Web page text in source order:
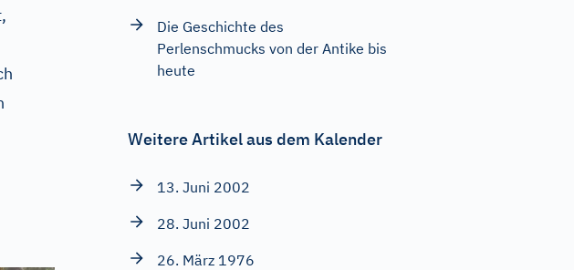
Die Geschichte des
Perlenschmucks von der Antike bis
heute
Weitere Artikel aus dem Kalender
13. Juni 2002
28. Juni 2002
26. März 1976